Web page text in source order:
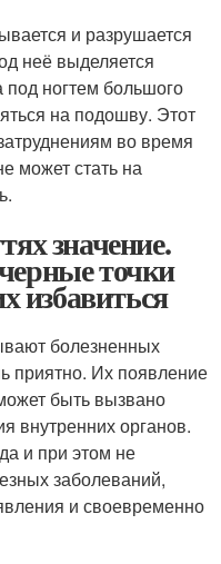
и разрушается
неё выделяется
ногтем большого
на подошву. Этот
во время
может стать на
значение.
точки
избавиться
болезненных
приятно. Их появление
быть вызвано
внутренних органов.
и при этом не
заболеваний,
и своевременно